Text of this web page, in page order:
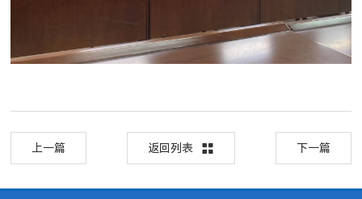
上一篇 返回列表 下一篇